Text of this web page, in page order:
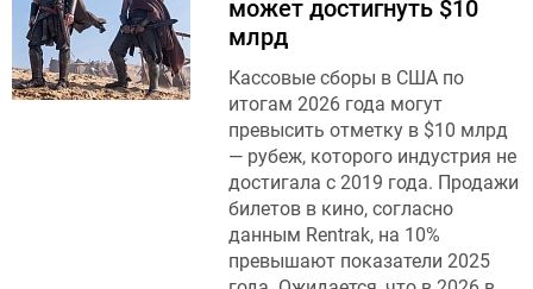
может достигнуть $10
млрд
Кассовые сборы в США по
итогам 2026 года могут
превысить отметку в $10 млрд
— рубеж, которого индустрия не
достигала с 2019 года. Продажи
билетов в кино, согласно
данным Rentrak, на 10%
превышают показатели 2025